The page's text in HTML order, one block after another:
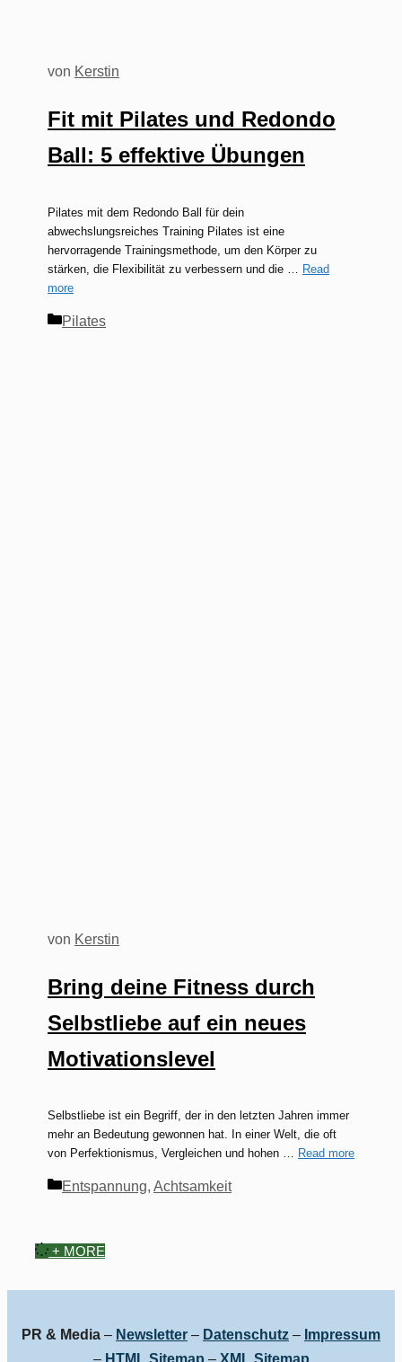
Fit mit Pilates und Redondo
Ball: 5 effektive Übungen
von Kerstin
Pilates mit dem Redondo Ball für dein
abwechslungsreiches Training Pilates ist eine
hervorragende Trainingsmethode, um den Körper zu
stärken, die Flexibilität zu verbessern und die …
Read
more
Kategorien
Pilates
Bring deine Fitness durch
Selbstliebe auf ein neues
Motivationslevel
von Kerstin
Selbstliebe ist ein Begriff, der in den letzten Jahren immer
mehr an Bedeutung gewonnen hat. In einer Welt, die oft
von Perfektionismus, Vergleichen und hohen … Read more
Kategorien
Entspannung, Achtsamkeit
+ MORE
PR & Media – Newsletter – Datenschutz – Impressum